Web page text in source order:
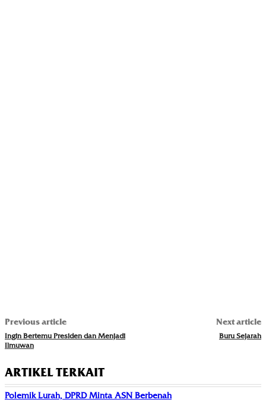
Previous article
Ingin Bertemu Presiden dan Menjadi
Ilmuwan
Next article
Buru Sejarah
ARTIKEL TERKAIT
Polemik Lurah, DPRD Minta ASN Berbenah